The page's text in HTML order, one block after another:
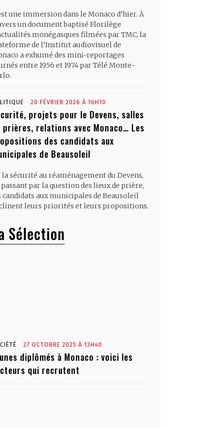
une immersion dans le Monaco d’hier. À
un document baptisé Florilège
monégasques filmées par TMC, la
de l’Institut audiovisuel de
a exhumé des mini-reportages
entre 1956 et 1974 par Télé Monte-
20 FÉVRIER 2026 À 16H10
projets pour le Devens, salles
prières, relations avec Monaco… Les
des candidats aux
de Beausoleil
la sécurité au réaménagement du Devens,
passant par la question des lieux de prière,
candidats aux municipales de Beausoleil
leurs priorités et leurs propositions.
Sélection
27 OCTOBRE 2025 À 13H40
diplômés à Monaco : voici les
qui recrutent